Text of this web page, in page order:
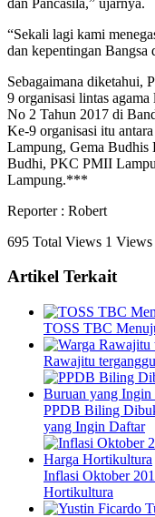
“Sekali lagi kami
dan kepentingan Bangsa
Sebagaimana diketahui,
9 organisasi lintas
No 2 Tahun 2017 di
Ke-9 organisasi itu
Lampung, Gema Budhis
Budhi, PKC PMII
Lampung.***
Reporter : Robert
695 Total Views 1
Artikel Terkait
TOSS TBC
Rawajitu
PPDB Biling
yang Ingin Daftar
Inflasi Oktober
Hortikultura